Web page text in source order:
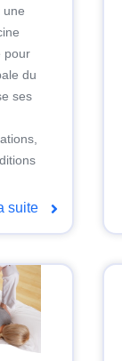
une
pour
du
ses
suite